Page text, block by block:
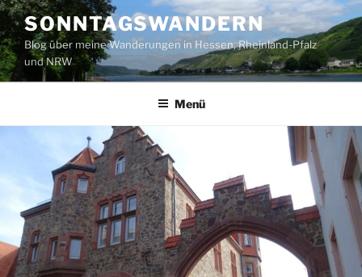
Zum
Inhalt
springen
SONNTAGSWANDERN
Blog über meine Wanderungen in Hessen, Rheinland-Pfalz
und NRW
Menü